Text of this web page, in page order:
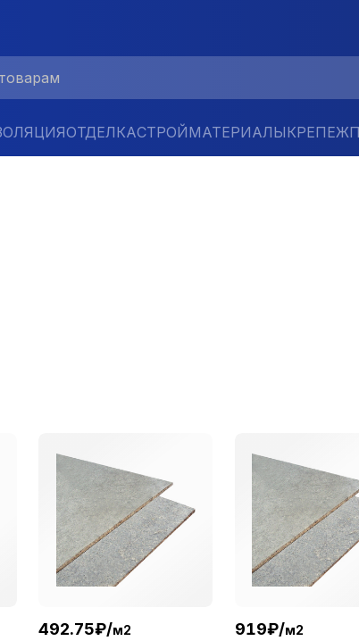
ОТДЕЛКАСТРОЙМАТЕРИАЛЫКРЕПЕЖ
492.75₽/м2
919₽/м2